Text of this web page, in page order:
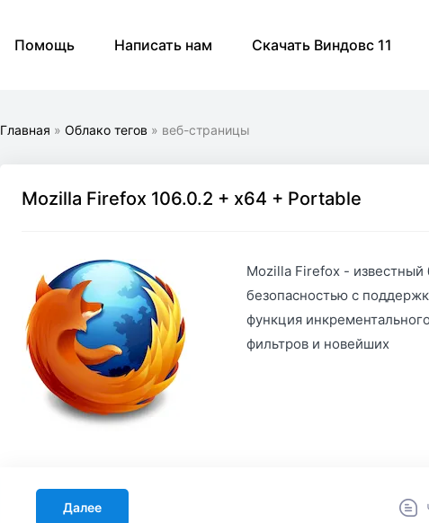
Помощь Написать нам Скачать Виндовс 11
Главная » Облако тегов » веб-страницы
Mozilla Firefox 106.0.2 + x64 + Portable
Mozilla Firefox - известный
безопасностью с
функция
фильтров и новейших
Далее